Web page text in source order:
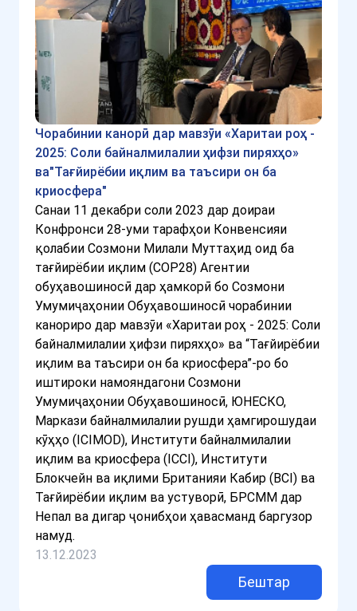
Чорабинии канорӣ дар мавзӯи «Харитаи роҳ -
2025: Соли байналмилалии ҳифзи пиряхҳо»
ва"Тағйирёбии иқлим ва таъсири он ба
криосфера"
Санаи 11 декабри соли 2023 дар доираи
Конфронси 28-уми тарафҳои Конвенсияи
қолабии Созмони Милали Муттаҳид оид ба
тағйирёбии иқлим (COP28) Агентии
обуҳавошиносӣ дар ҳамкорӣ бо Созмони
Умумиҷаҳонии Обуҳавошиносӣ чорабинии
канориро дар мавзӯи «Харитаи роҳ - 2025: Соли
байналмилалии ҳифзи пиряхҳо» ва “Тағйирёбии
иқлим ва таъсири он ба криосфера”-ро бо
иштироки намояндагони Созмони
Умумиҷаҳонии Обуҳавошиносӣ, ЮНЕСКО,
Маркази байналмилалии рушди ҳамгирошудаи
кӯҳҳо (ICIMOD), Институти байналмилалии
иқлим ва криосфера (ICCI), Институти
Блокчейн ва иқлими Британияи Кабир (BCI) ва
Тағйирёбии иқлим ва устуворӣ, БРСММ дар
Непал ва дигар ҷонибҳои ҳавасманд баргузор
намуд.
13.12.2023
Бештар